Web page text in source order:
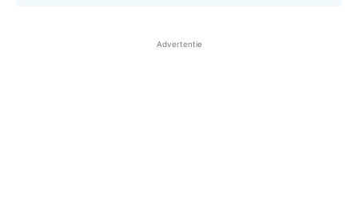
Advertentie